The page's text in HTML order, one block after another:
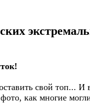
свой топ... И
фото, как многие